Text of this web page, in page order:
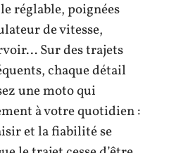
réglable, poignées
de vitesse,
Sur des trajets
chaque détail
une moto qui
à votre quotidien :
et la fiabilité se